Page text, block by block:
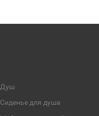
Душ
Сиденье для душа